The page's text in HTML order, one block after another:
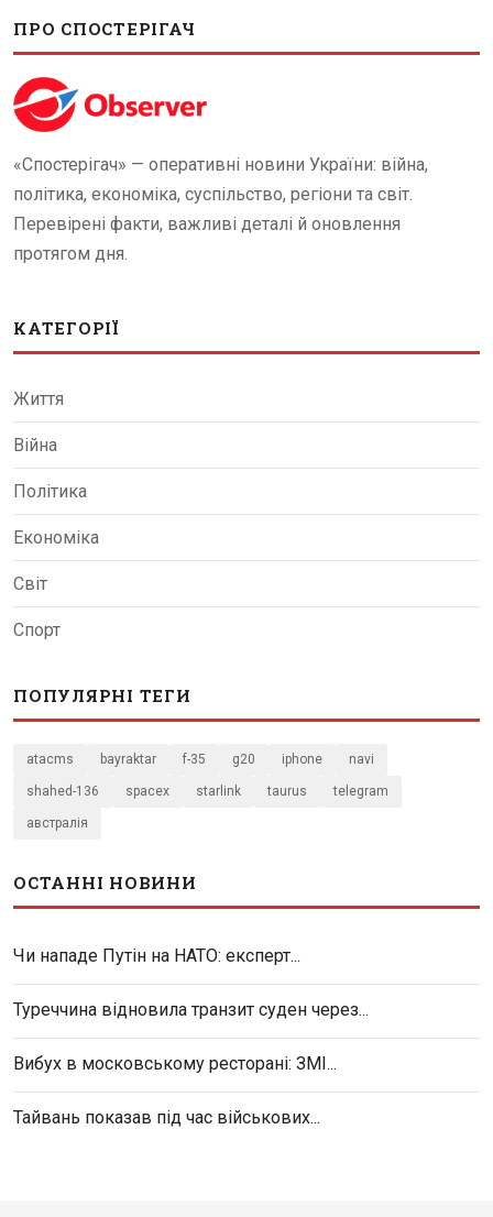
ПРО СПОСТЕРІГАЧ
«Спостерігач» — оперативні новини України: війна,
політика, економіка, суспільство, регіони та світ.
Перевірені факти, важливі деталі й оновлення
протягом дня.
КАТЕГОРІЇ
Життя
Війна
Політика
Економіка
Світ
Спорт
ПОПУЛЯРНІ ТЕГИ
atacms bayraktar f-35 g20 iphone navi
shahed-136 spacex starlink taurus telegram
австралія
ОСТАННІ НОВИНИ
Чи нападе Путін на НАТО: експерт...
Туреччина відновила транзит суден через...
Вибух в московському ресторані: ЗМІ...
Тайвань показав під час військових...